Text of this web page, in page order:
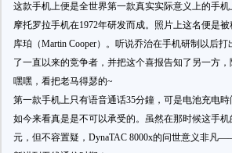
这款手机上便是全世界第一款真实实际意义上的手机
摩托罗拉手机在1972年研发而成。照片上这名便是被
库珀（Martin Cooper）。听说乔治在手机研制以后
了一直以来的竞争者，并把这个喜报告知了另一方
嘿嘿，看把老马得瑟的~
第一款手机上只有语音通话35分鐘，可是电池充电
如今来看真是是不可以承受的。虽然在那时候这手机
元，但不容置疑，DynaTAC 8000x的问世意义非凡